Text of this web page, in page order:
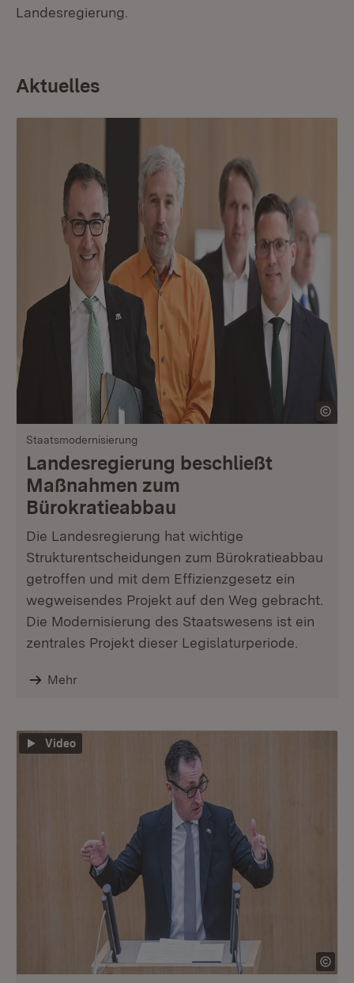
Landesregierung.
Aktuelles
Staatsmodernisierung
Landesregierung beschließt
Maßnahmen zum
Bürokratieabbau
Die Landesregierung hat wichtige
Strukturentscheidungen zum Bürokratieabbau
getroffen und mit dem Effizienzgesetz ein
wegweisendes Projekt auf den Weg gebracht.
Die Modernisierung des Staatswesens ist ein
zentrales Projekt dieser Legislaturperiode.
Mehr
Video